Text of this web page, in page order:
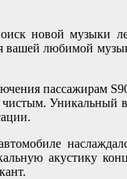
новой музыки
вашей любимой
пассажирам
Уникальный
акустику